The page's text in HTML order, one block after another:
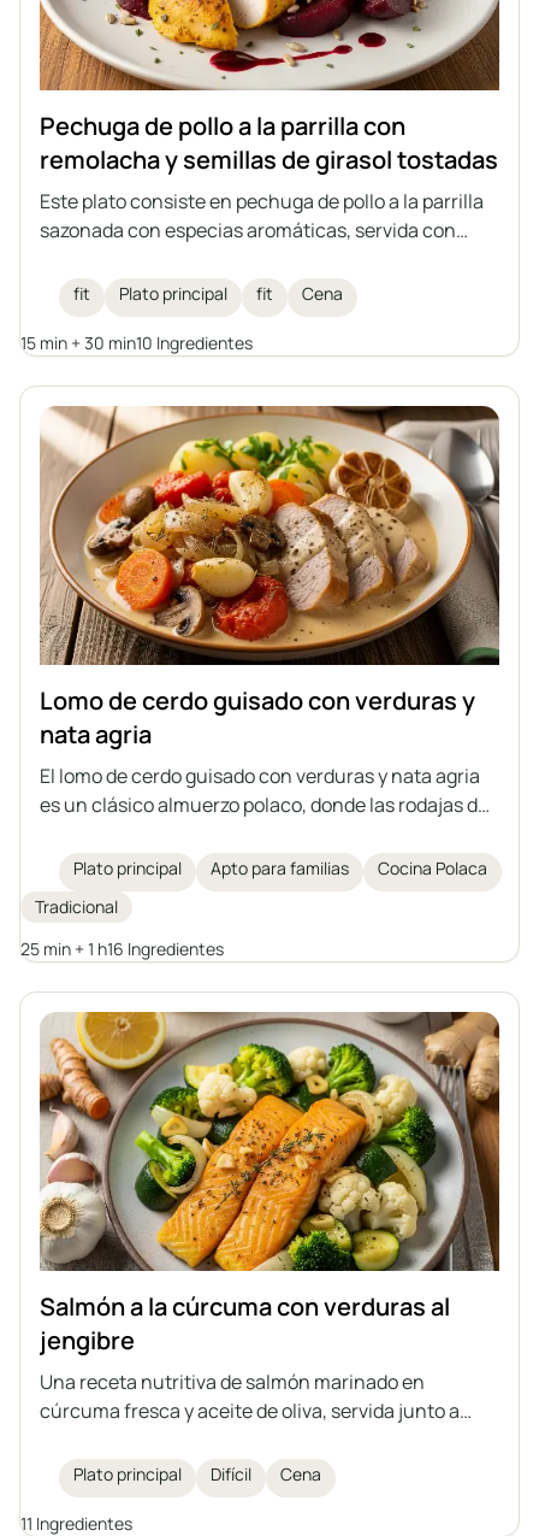
Pechuga de pollo a la parrilla con
remolacha y semillas de girasol tostadas
Este plato consiste en pechuga de pollo a la parrilla
sazonada con especias aromáticas, servida con
con vinagre balsámico de frambuesa. Una comida
fitness ideal que combina un alto contenido de
proteínas con la ligereza de las verduras y el
fit Plato principal fit Cena
15 min + 30 min10 Ingredientes
Lomo de cerdo guisado con verduras y
nata agria
El lomo de cerdo guisado con verduras y nata agria
es un clásico almuerzo polaco, donde las rodajas de
champiñones, cebolla, ajo y tomates en una salsa
aromática. El plato se espesa con nata agria
mezclada con harina y almidón, sin necesidad de
añadir caldo preparado. El lomo queda jugoso y las
para acompañar con patatas, trigo sarraceno o una
baguette fresca.
Plato principal Apto para familias
Cocina Polaca
Tradicional
25 min + 1 h16 Ingredientes
Salmón a la cúrcuma con verduras al
jengibre
Una receta nutritiva de salmón marinado en
cúrcuma fresca y aceite de oliva, servida junto a
el sistema inmunológico, convirtiéndose en una
opción de cena sabrosa y saludable.
Plato principal Difícil Cena
11 Ingredientes